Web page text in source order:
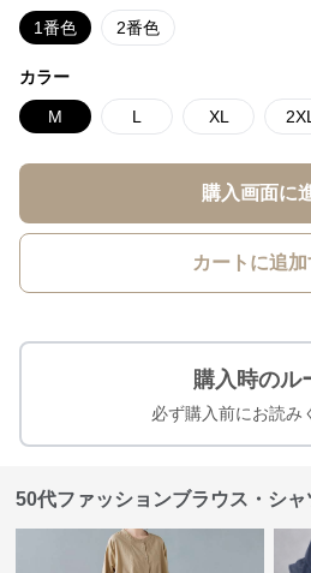
1番色 2番色
カラー
M L XL 2XL
購入画面に
カートに追加
購入時のル
必ず購入前にお読み
50代ファッションブラウス・シ